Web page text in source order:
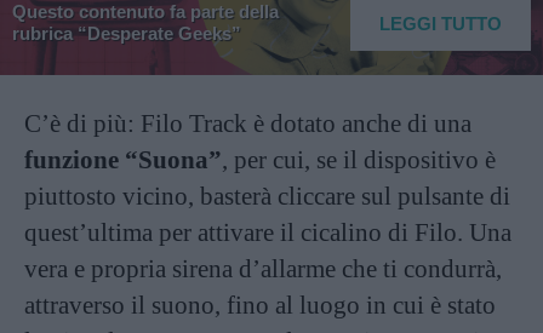
Questo contenuto fa parte della
rubrica “Desperate Geeks”
LEGGI TUTTO
C’è di più: Filo Track è dotato anche di una
funzione “Suona”, per cui, se il dispositivo è
piuttosto vicino, basterà cliccare sul pulsante di
quest’ultima per attivare il cicalino di Filo. Una
vera e propria sirena d’allarme che ti condurrà,
attraverso il suono, fino al luogo in cui è stato